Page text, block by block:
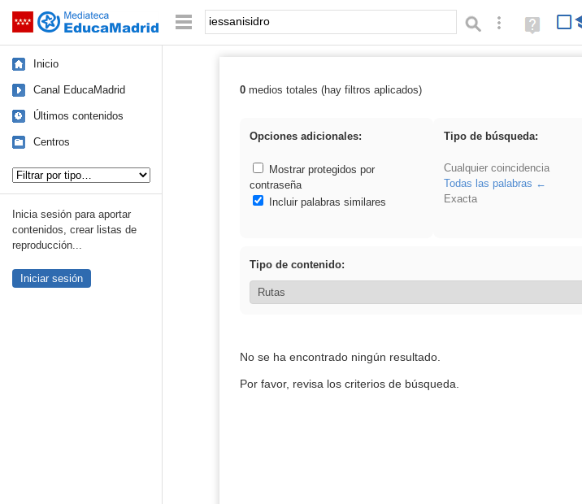
Saltar navegación Palabra o frase: Búsqueda avanzada
Ayuda
(en
Inicio
Canal EducaMadrid
Últimos contenidos
Centros
Inicia sesión para aportar
contenidos, crear listas de
reproducción...
Iniciar sesión
Resultados de: iessanisidro
0medios totales (hay filtros aplicados)
Opciones adicionales:
Mostrar protegidos por
contraseña
Incluir palabras similares
Tipo de búsqueda:
Cualquier coincidencia
Todas las palabras
Exacta
Tipo de contenido:
No se ha encontrado ningún resultado.
Por favor, revisa los criterios de búsqueda.